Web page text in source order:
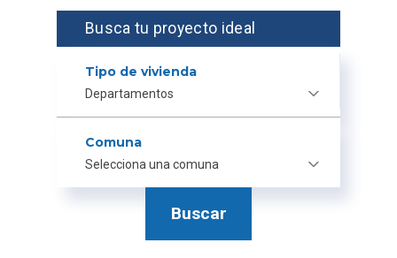
Busca tu proyecto ideal
Tipo de vivienda
Departamentos
Comuna
Selecciona una comuna